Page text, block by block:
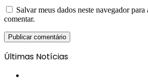
Salvar meus dados neste navegador
comentar.
Últimas Notícias